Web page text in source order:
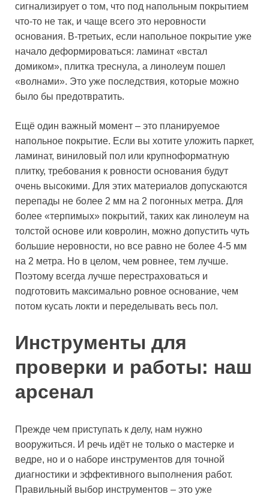
сигнализирует о том, что под напольным покрытием
что-то не так, и чаще всего это неровности
основания. В-третьих, если напольное покрытие уже
начало деформироваться: ламинат «встал
домиком», плитка треснула, а линолеум пошел
«волнами». Это уже последствия, которые можно
было бы предотвратить.
Ещё один важный момент – это планируемое
напольное покрытие. Если вы хотите уложить паркет,
ламинат, виниловый пол или крупноформатную
плитку, требования к ровности основания будут
очень высокими. Для этих материалов допускаются
перепады не более 2 мм на 2 погонных метра. Для
более «терпимых» покрытий, таких как линолеум на
толстой основе или ковролин, можно допустить чуть
большие неровности, но все равно не более 4-5 мм
на 2 метра. Но в целом, чем ровнее, тем лучше.
Поэтому всегда лучше перестраховаться и
подготовить максимально ровное основание, чем
потом кусать локти и переделывать весь пол.
Инструменты для
проверки и работы: наш
арсенал
Прежде чем приступать к делу, нам нужно
вооружиться. И речь идёт не только о мастерке и
ведре, но и о наборе инструментов для точной
диагностики и эффективного выполнения работ.
Правильный выбор инструментов – это уже